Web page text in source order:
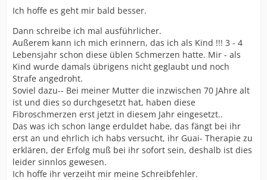
Ich hoffe es geht mir bald besser.
Dann schreibe ich mal ausführlicher.
Außerem kann ich mich erinnern, das ich als Kind !!! 3 - 4
Lebensjahr schon diese üblen Schmerzen hatte. Mir - als
Kind wurde damals übrigens nicht geglaubt und noch
Strafe angedroht.
Soviel dazu-- Bei meiner Mutter die inzwischen 70 JAhre alt
ist und dies so durchgesetzt hat, haben diese
Fibroschmerzen erst jetzt in diesem Jahr eingesetzt..
Das was ich schon lange erduldet habe, das fängt bei ihr
erst an und ehrlich ich habs versucht, ihr Guai- Therapie zu
erklären, der Erfolg muß bei ihr sofort sein, deshalb ist dies
leider sinnlos gewesen.
Ich hoffe ihr verzeiht mir meine Schreibfehler.